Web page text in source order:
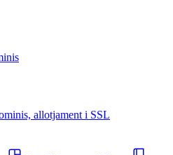
allotjament i SSL